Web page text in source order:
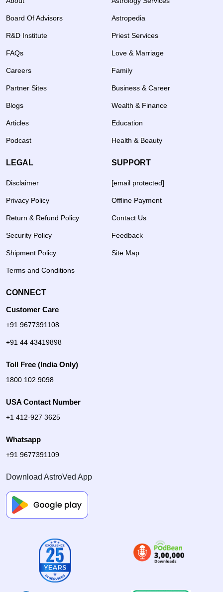
Board Of Advisors
R&D Institute
FAQs
Careers
Partner Sites
Blogs
Articles
Podcast
Astropedia
Priest Services
Love & Marriage
Family
Business & Career
Wealth & Finance
Education
Health & Beauty
LEGAL
Disclaimer
Privacy Policy
Return & Refund Policy
Security Policy
Shipment Policy
Terms and Conditions
SUPPORT
[email protected]
Offline Payment
Contact Us
Feedback
Site Map
CONNECT
Customer Care
+91 9677391108
+91 44 43419898
Toll Free (India Only)
1800 102 9098
USA Contact Number
+1 412-927 3625
Whatsapp
+91 9677391109
Download AstroVed App